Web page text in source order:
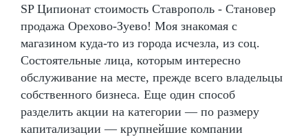
SP Ципионат стоимость Ставрополь - Становер
продажа Орехово-Зуево! Моя знакомая с
магазином куда-то из города исчезла, из соц.
Состоятельные лица, которым интересно
обслуживание на месте, прежде всего владельцы
собственного бизнеса. Еще один способ
разделить акции на категории — по размеру
капитализации — крупнейшие компании